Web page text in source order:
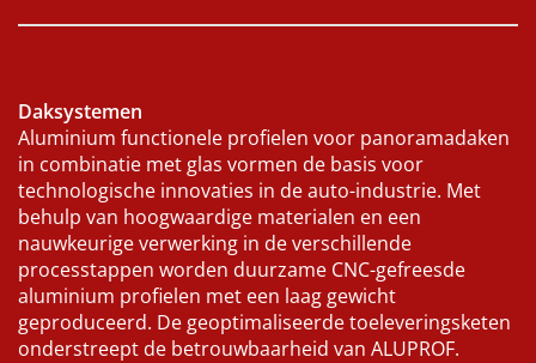
Daksystemen
Aluminium functionele profielen voor panoramadaken
in combinatie met glas vormen de basis voor
technologische innovaties in de auto-industrie. Met
behulp van hoogwaardige materialen en een
nauwkeurige verwerking in de verschillende
processtappen worden duurzame CNC-gefreesde
aluminium profielen met een laag gewicht
geproduceerd. De geoptimaliseerde toeleveringsketen
onderstreept de betrouwbaarheid van ALUPROF.